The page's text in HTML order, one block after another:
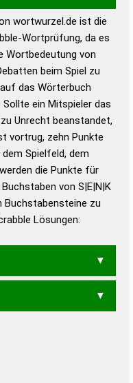
zu
Wortform, um die
Spiel zu
in 12 Bänden
und gutes
deutsche Grammatik
wortwurzel.de ist die
Wortprüfung, da es
Wortbedeutung von
beim Spiel zu
das Wörterbuch
Sollte ein Mitspieler das
zu Unrecht beanstandet,
vortrug, zehn Punkte
Spielfeld, dem
die Punkte für
von S|E|N|K
Buchstabensteine zu
Lösungen: